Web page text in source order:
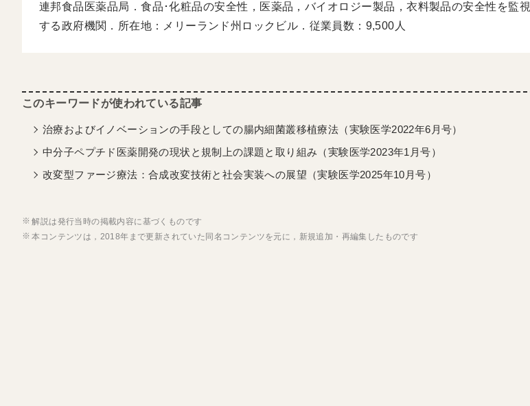
連邦食品医薬品局．食品･化粧品の安全性，医薬品，バイオロジー製品，衣料製品の安全性を監視
する政府機関．所在地：メリーランド州ロックビル．従業員数：9,500人
治療およびイノベーションの手段としての腸内細菌叢移植療法（実験医学2022年6月号）
中分子ペプチド医薬開発の現状と規制上の課題と取り組み（実験医学2023年1月号）
改変型ファージ療法：合成改変技術と社会実装への展望（実験医学2025年10月号）
解説は発行当時の掲載内容に基づくものです
本コンテンツは，2018年まで更新されていた同名コンテンツを元に，新規追加・再編集したものです